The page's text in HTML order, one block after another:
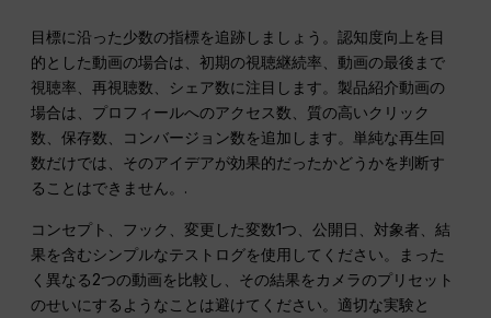
目標に沿った少数の指標を追跡しましょう。認知度向上を目
的とした動画の場合は、初期の視聴継続率、動画の最後まで
視聴率、再視聴数、シェア数に注目します。製品紹介動画の
場合は、プロフィールへのアクセス数、質の高いクリック
数、保存数、コンバージョン数を追加します。単純な再生回
数だけでは、そのアイデアが効果的だったかどうかを判断す
ることはできません。.
コンセプト、フック、変更した変数1つ、公開日、対象者、結
果を含むシンプルなテストログを使用してください。まった
く異なる2つの動画を比較し、その結果をカメラのプリセット
のせいにするようなことは避けてください。適切な実験と